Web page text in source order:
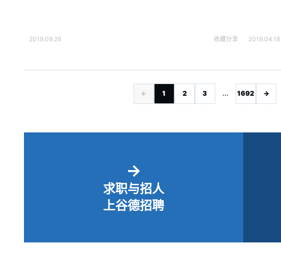
2019.09.26 收藏分享 2019.04.18
← 1 2 3 ... 1692 →
→
求职与招人
上谷德招聘